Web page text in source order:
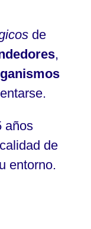
de
,
años
de
entorno.